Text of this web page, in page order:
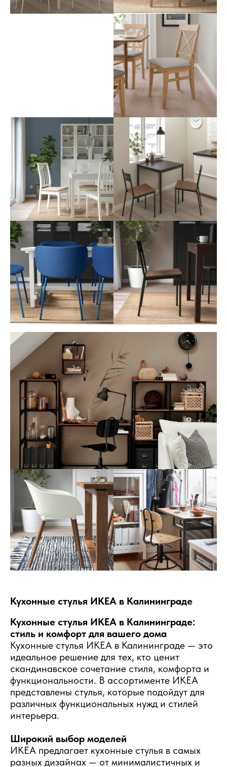
Кухонные стулья ИКЕА в Калининграде
Кухонные стулья ИКЕА в Калининграде:
стиль и комфорт для вашего дома
Кухонные стулья ИКЕА в Калининграде — это
идеальное решение для тех, кто ценит
скандинавское сочетание стиля, комфорта и
функциональности. В ассортименте ИКЕА
представлены стулья, которые подойдут для
различных функциональных нужд и стилей
интерьера.
Широкий выбор моделей
ИКЕА предлагает кухонные стулья в самых
разных дизайнах — от минималистичных и